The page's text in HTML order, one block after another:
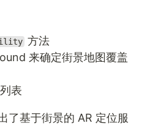
方法
来确定街景地图覆盖
表
了基于街景的 AR 定位服